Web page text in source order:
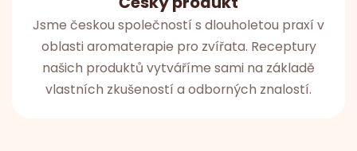
Jsme českou společností s dlouholetou praxí v
oblasti aromaterapie pro zvířata. Receptury
našich produktů vytváříme sami na základě
vlastních zkušeností a odborných znalostí.